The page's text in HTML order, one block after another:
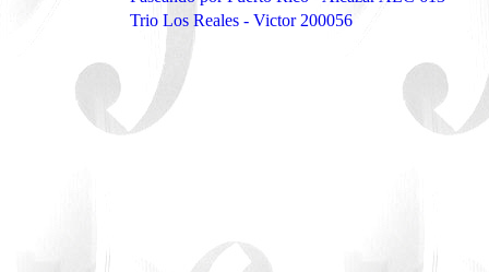
Trio Los Reales - Victor 200056